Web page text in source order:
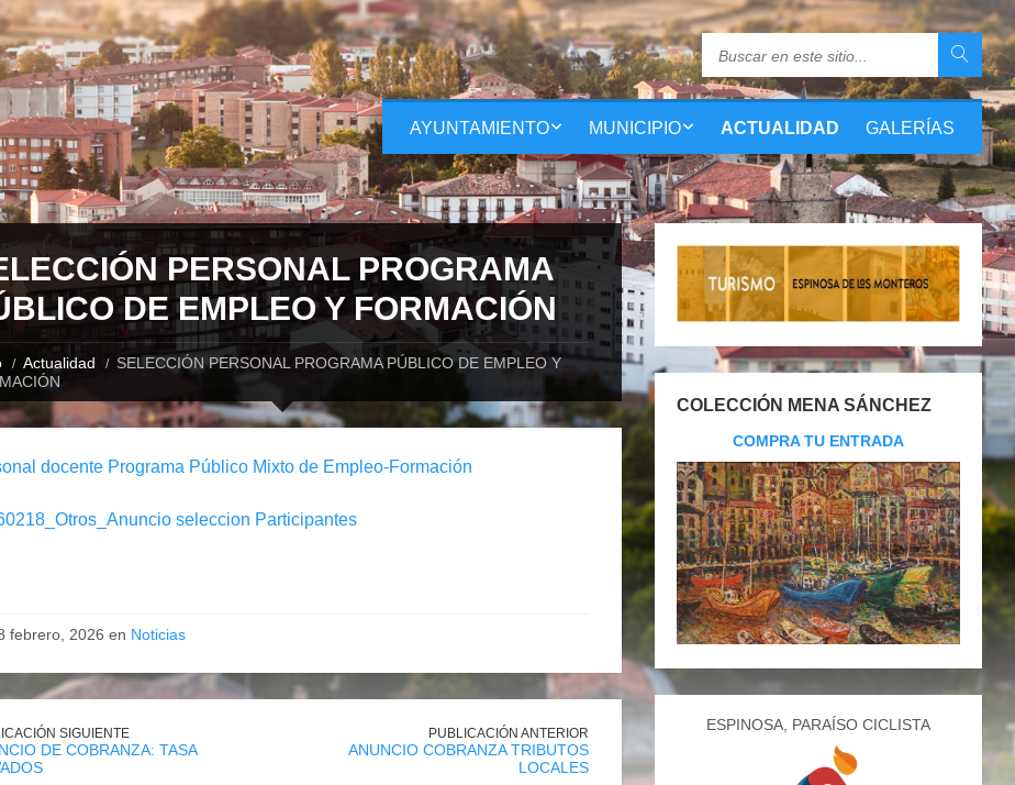
AYUNTAMIENTO MUNICIPIO ACTUALIDAD GALERÍAS
PERSONAL PROGRAMA
DE EMPLEO Y FORMACIÓN
Actualidad
SELECCIÓN PERSONAL PROGRAMA PÚBLICO DE EMPLEO Y
docente Programa Público Mixto de Empleo-Formación
seleccion Participantes
febrero, 2026 en Noticias
SIGUIENTE
DE COBRANZA: TASA
PUBLICACIÓN ANTERIOR
ANUNCIO COBRANZA TRIBUTOS
LOCALES
COLECCIÓN MENA SÁNCHEZ
COMPRA TU ENTRADA
ESPINOSA, PARAÍSO CICLISTA